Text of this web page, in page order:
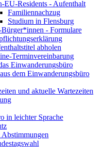
EU-Residents - Aufenthalt
Familiennachzug
Studium in Flensburg
- Formulare
abholen
Terminvereinbarung
Einwanderungsbüro
dem Einwanderungsbüro
und aktuelle Wartezeiten
in leichter Sprache